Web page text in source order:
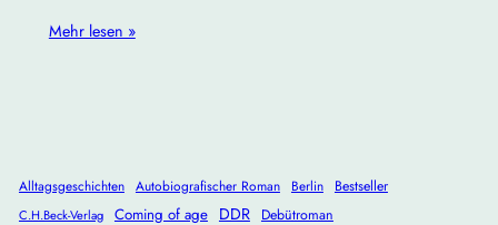
Mehr lesen »
Alltagsgeschichten Autobiografischer Roman Berlin Bestseller
C.H.Beck-Verlag Coming of age DDR Debütroman